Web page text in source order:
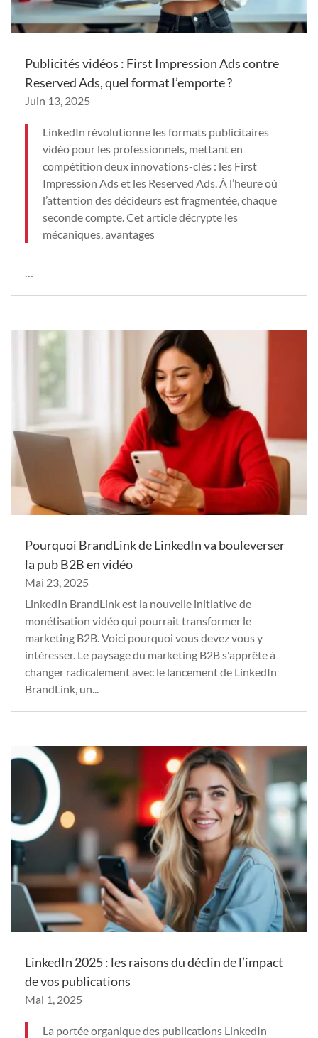
Publicités vidéos : First Impression Ads contre
Reserved Ads, quel format l’emporte ?
Juin 13, 2025
LinkedIn révolutionne les formats publicitaires
vidéo pour les professionnels, mettant en
compétition deux innovations-clés : les First
Impression Ads et les Reserved Ads. À l’heure où
l’attention des décideurs est fragmentée, chaque
seconde compte. Cet article décrypte les
mécaniques, avantages
…
Pourquoi BrandLink de LinkedIn va bouleverser
la pub B2B en vidéo
Mai 23, 2025
LinkedIn BrandLink est la nouvelle initiative de
monétisation vidéo qui pourrait transformer le
marketing B2B. Voici pourquoi vous devez vous y
intéresser. Le paysage du marketing B2B s'apprête à
changer radicalement avec le lancement de LinkedIn
BrandLink, un...
LinkedIn 2025 : les raisons du déclin de l’impact
de vos publications
Mai 1, 2025
La portée organique des publications LinkedIn